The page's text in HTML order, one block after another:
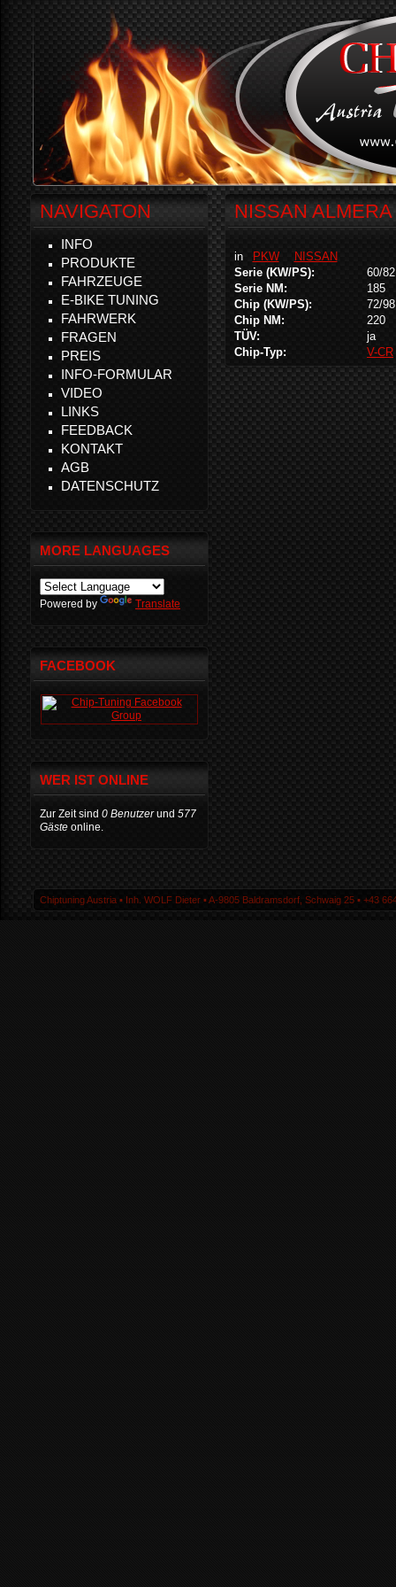
NISSAN
in PKW
NISSAN
Serie (KW/PS):
60/82
Serie NM:
185
Chip (KW/PS):
72/98
Chip NM:
220
TÜV:
ja
Chip-Typ:
V-CR
NAVIGATON
INFO
PRODUKTE
FAHRZEUGE
E-BIKE TUNING
FAHRWERK
FRAGEN
PREIS
INFO-FORMULAR
VIDEO
LINKS
FEEDBACK
KONTAKT
AGB
DATENSCHUTZ
MORE LANGUAGES
Powered by Translate
FACEBOOK
WER IST ONLINE
Zur Zeit sind 0 Benutzerund 577
Gäste online.
Chiptuning Austria ▪ Inh. WOLF Dieter ▪ A-9805 Baldramsdorf, Schwaig 25 ▪ +43